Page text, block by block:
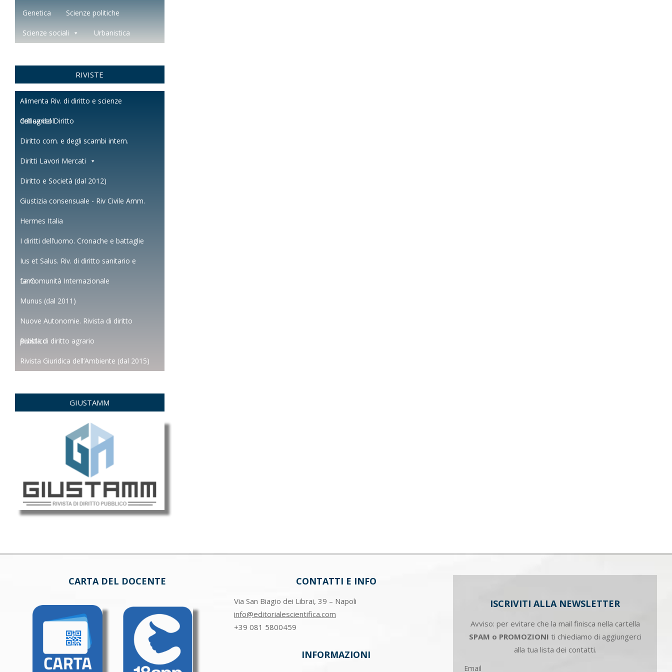
Genetica Scienze politiche
Scienze sociali Urbanistica
RIVISTE
Alimenta Riv. di diritto e scienze
dell'agricol.
Critica del Diritto
Diritto com. e degli scambi intern.
Diritti Lavori Mercati
Diritto e Società (dal 2012)
Giustizia consensuale - Riv Civile Amm.
Hermes Italia
I diritti dell’uomo. Cronache e battaglie
Ius et Salus. Riv. di diritto sanitario e
farm.
La Comunità Internazionale
Munus (dal 2011)
Nuove Autonomie. Rivista di diritto
pubblico
Rivista di diritto agrario
Rivista Giuridica dell’Ambiente (dal 2015)
GIUSTAMM
CARTA DEL DOCENTE CONTATTI E INFO
Via San Biagio dei Librai, 39 – Napoli
info@editorialescientifica.com
+39 081 5800459
INFORMAZIONI
ISCRIVITI ALLA NEWSLETTER
Avviso: per evitare che la mail finisca nella cartella
SPAM o PROMOZIONI ti chiediamo di aggiungerci
alla tua lista dei contatti.
Email